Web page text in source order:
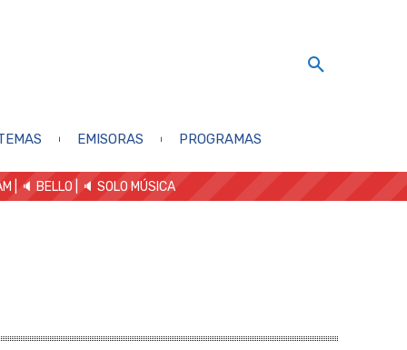
EMISORAS PROGRAMAS
| 🔈 BELLO 🔈 SOLO MÚSICA